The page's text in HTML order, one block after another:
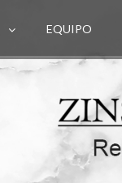
EQUIPO